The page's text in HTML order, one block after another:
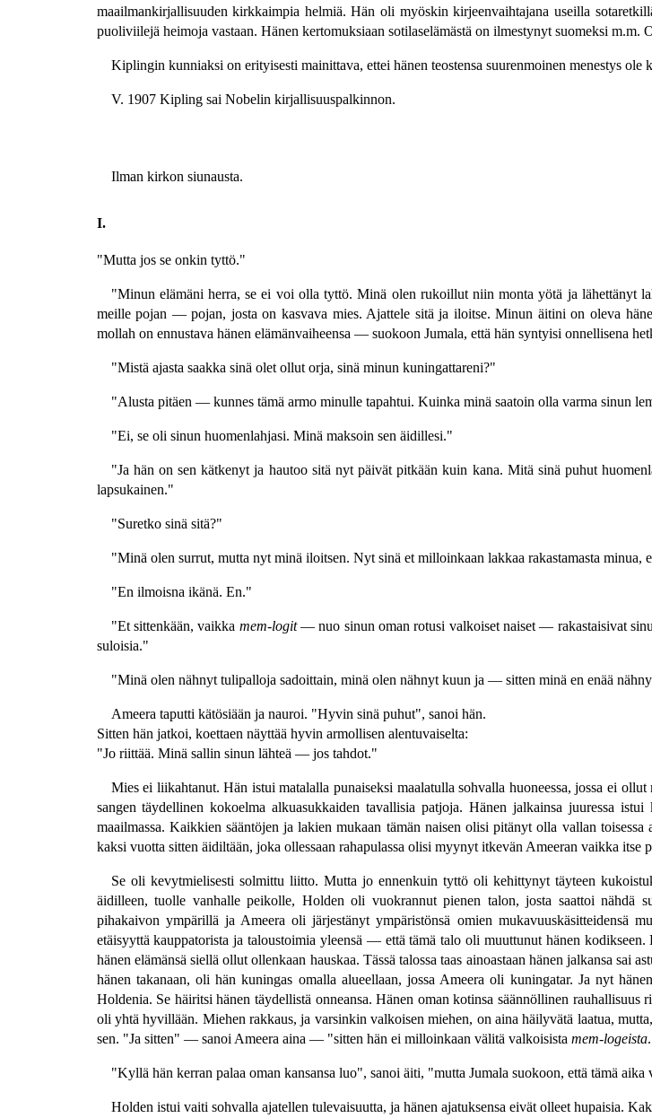
maailmankirjallisuuden kirkkaimpia helmiä. Hän oli myöskin kirjeenvaihtajana useilla
puoliviilejä heimoja vastaan. Hänen kertomuksiaan sotilaselämästä on ilmestynyt suomeksi m.m.
Kiplingin kunniaksi on erityisesti mainittava, ettei hänen teostensa suurenmoinen menestys ole
V. 1907 Kipling sai Nobelin kirjallisuuspalkinnon.
Ilman kirkon siunausta.
I.
"Mutta jos se onkin tyttö."
"Minun elämäni herra, se ei voi olla tyttö. Minä olen rukoillut niin monta yötä ja lähettänyt
meille pojan — pojan, josta on kasvava mies. Ajattele sitä ja iloitse. Minun äitini on oleva
mollah on ennustava hänen elämänvaiheensa — suokoon Jumala, että hän syntyisi onnellisena
"Mistä ajasta saakka sinä olet ollut orja, sinä minun kuningattareni?"
"Alusta pitäen — kunnes tämä armo minulle tapahtui. Kuinka minä saatoin olla varma sinun
"Ei, se oli sinun huomenlahjasi. Minä maksoin sen äidillesi."
"Ja hän on sen kätkenyt ja hautoo sitä nyt päivät pitkään kuin kana. Mitä sinä puhut
lapsukainen."
"Suretko sinä sitä?"
"Minä olen surrut, mutta nyt minä iloitsen. Nyt sinä et milloinkaan lakkaa rakastamasta minua,
"En ilmoisna ikänä. En."
"Et sittenkään, vaikka mem-logit— nuo sinun oman rotusi valkoiset naiset — rakastaisivat
suloisia."
"Minä olen nähnyt tulipalloja sadoittain, minä olen nähnyt kuun ja — sitten minä en enää
Ameera taputti kätösiään ja nauroi. "Hyvin sinä puhut", sanoi hän.
Sitten hän jatkoi, koettaen näyttää hyvin armollisen alentuvaiselta:
"Jo riittää. Minä sallin sinun lähteä — jos tahdot."
Mies ei liikahtanut. Hän istui matalalla punaiseksi maalatulla sohvalla huoneessa, jossa ei
sangen täydellinen kokoelma alkuasukkaiden tavallisia patjoja. Hänen jalkainsa juuressa
maailmassa. Kaikkien sääntöjen ja lakien mukaan tämän naisen olisi pitänyt olla vallan
kaksi vuotta sitten äidiltään, joka ollessaan rahapulassa olisi myynyt itkevän Ameeran vaikka
Se oli kevytmielisesti solmittu liitto. Mutta jo ennenkuin tyttö oli kehittynyt täyteen
äidilleen, tuolle vanhalle peikolle, Holden oli vuokrannut pienen talon, josta saattoi nähdä
pihakaivon ympärillä ja Ameera oli järjestänyt ympäristönsä omien mukavuuskäsitteidensä
etäisyyttä kauppatorista ja taloustoimia yleensä — että tämä talo oli muuttunut hänen
hänen elämänsä siellä ollut ollenkaan hauskaa. Tässä talossa taas ainoastaan hänen jalkansa
hänen takanaan, oli hän kuningas omalla alueellaan, jossa Ameera oli kuningatar. Ja nyt
Holdenia. Se häiritsi hänen täydellistä onneansa. Hänen oman kotinsa säännöllinen
oli yhtä hyvillään. Miehen rakkaus, ja varsinkin valkoisen miehen, on aina häilyvätä laatua,
sen. "Ja sitten" — sanoi Ameera aina — "sitten hän ei milloinkaan välitä valkoisista mem-logeista
"Kyllä hän kerran palaa oman kansansa luo", sanoi äiti, "mutta Jumala suokoon, että tämä
Holden istui vaiti sohvalla ajatellen tulevaisuutta, ja hänen ajatuksensa eivät olleet hupaisia.